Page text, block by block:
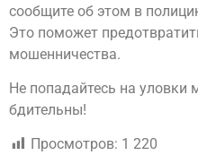
сообщите об этом в
Это поможет
мошенничества.
Не попадайтесь на уловки
бдительны!
Просмотров: 1 220